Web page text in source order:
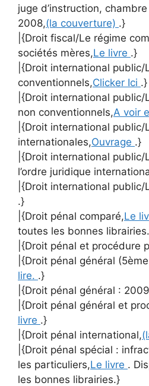
juge d’instruction,
2008,(la couverture) .}
|{Droit fiscal/Le régime
sociétés mères,Le livre .}
|{Droit international
conventionnels,Clicker Ici .}
|{Droit international
non conventionnels,A voir
|{Droit international public/
internationales,Ouvrage .}
|{Droit international
l’ordre juridique
|{Droit international public/
.}
|{Droit pénal comparé,Le
toutes les bonnes
|{Droit pénal et procédure
|{Droit pénal général
lire. .}
|{Droit pénal général :
|{Droit pénal général et
livre .}
|{Droit pénal international,
|{Droit pénal spécial :
les particuliers,Le livre .
les bonnes librairies.}